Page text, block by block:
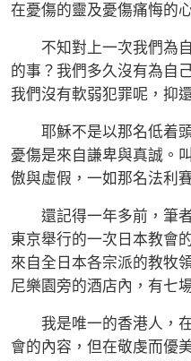
在憂傷的靈及憂傷痛悔的
不知對上一次我們為自
的事？我們多久沒有為自
我們沒有軟弱犯罪呢，抑
耶穌不是以那名低着頭
憂傷是來自謙卑與真誠。
傲與虛假，一如那名法利
還記得一年多前，筆者
東京舉行的一次日本教會
來自全日本各宗派的教牧
尼樂園旁的酒店內，有七
我是唯一的香港人，在
會的內容，但在敬虔而優